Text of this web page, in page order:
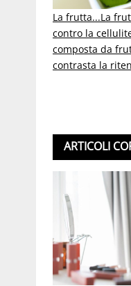
La frutta...La
contro la
composta da
contrasta la
ARTICOLI